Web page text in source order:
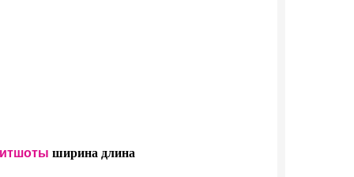
ширина длина